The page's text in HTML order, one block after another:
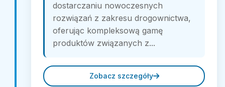
dostarczaniu nowoczesnych
rozwiązań z zakresu drogownictwa,
oferując kompleksową gamę
produktów związanych z...
Zobacz szczegóły